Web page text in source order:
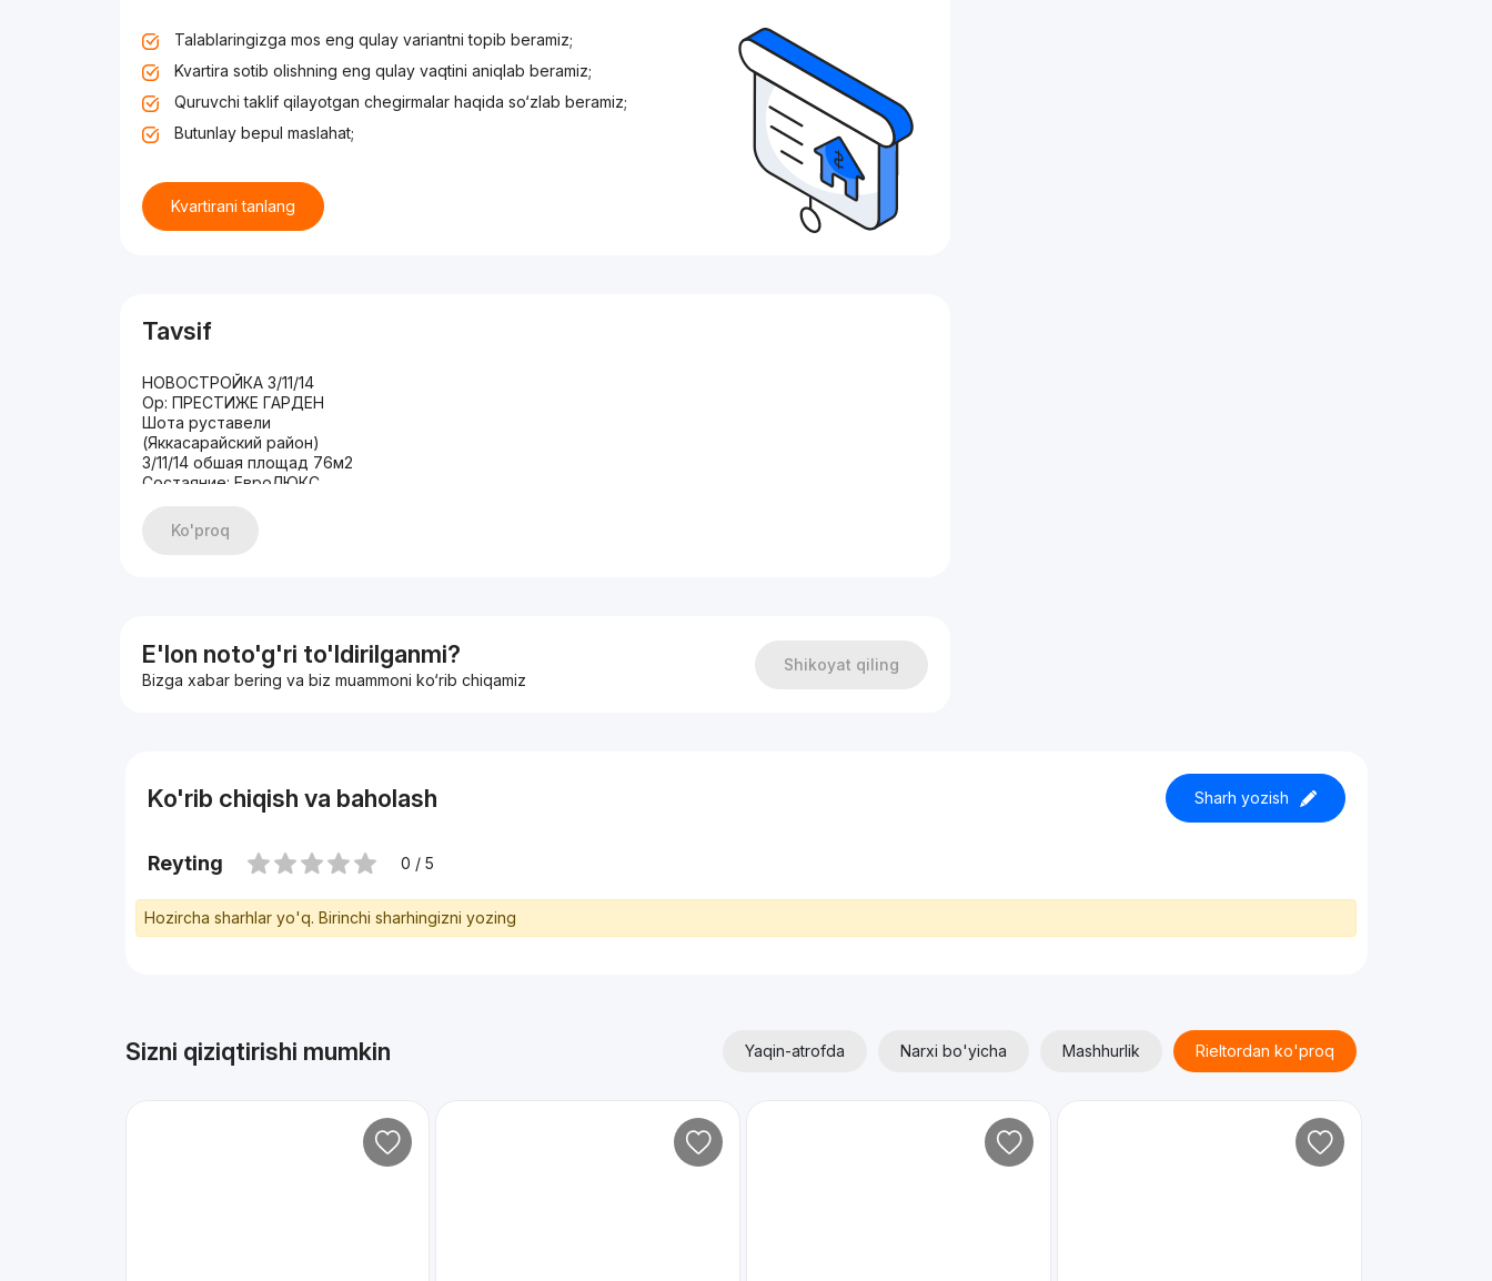
Talablaringizga mos eng qulay variantni topib beramiz;
Kvartira sotib olishning eng qulay vaqtini aniqlab beramiz;
Quruvchi taklif qilayotgan chegirmalar haqida so‘zlab beramiz;
Butunlay bepul maslahat;
Kvartirani tanlang
Tavsif
НОВОСТРОЙКА 3/11/14
Ор: ПРЕСТИЖЕ ГАРДЕН
Шота руставели
(Яккасарайский район)
3/11/14 обшая площад 76м2
Состаяние: ЕвроЛЮКС
Ko'proq
E'lon noto'g'ri to'ldirilganmi?
Bizga xabar bering va biz muammoni ko‘rib chiqamiz
Shikoyat qiling
Ko'rib chiqish va baholash Sharh yozish
Reyting 0 / 5
Hozircha sharhlar yo'q. Birinchi sharhingizni yozing
Sizni qiziqtirishi mumkin Yaqin-atrofda Narxi bo'yicha Mashhurlik Rieltordan ko'proq